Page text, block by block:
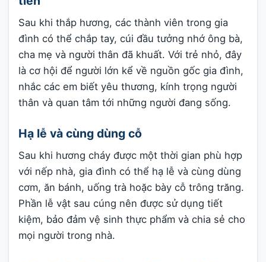
Sau khi thắp hương, các thành viên trong gia
đình có thể chắp tay, cúi đầu tưởng nhớ ông bà,
cha mẹ và người thân đã khuất. Với trẻ nhỏ, đây
là cơ hội để người lớn kể về nguồn gốc gia đình,
nhắc các em biết yêu thương, kính trọng người
thân và quan tâm tới những người đang sống.
Hạ lễ và cùng dùng cỗ
Sau khi hương cháy được một thời gian phù hợp
với nếp nhà, gia đình có thể hạ lễ và cùng dùng
cơm, ăn bánh, uống trà hoặc bày cỗ trông trăng.
Phần lễ vật sau cúng nên được sử dụng tiết
kiệm, bảo đảm vệ sinh thực phẩm và chia sẻ cho
mọi người trong nhà.